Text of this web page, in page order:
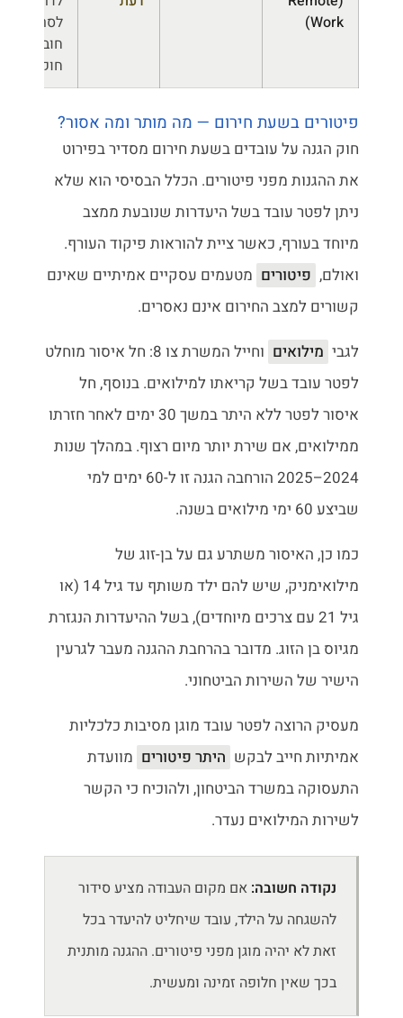
Work)
לסרב; אין
חובה
חוקית
פיטורים בשעת חירום — מה מותר ומה אסור?
חוק הגנה על עובדים בשעת חירום מסדיר בפירוט
את ההגנות מפני פיטורים. הכלל הבסיסי הוא שלא
ניתן לפטר עובד בשל היעדרות שנובעת ממצב
מיוחד בעורף, כאשר ציית להוראות פיקוד העורף.
ואולם, פיטורים מטעמים עסקיים אמיתיים שאינם
קשורים למצב החירום אינם נאסרים.
לגבי מילואים
וחייל המשרת צו 8: חל איסור מוחלט
לפטר עובד בשל קריאתו למילואים. בנוסף, חל
איסור לפטר ללא היתר במשך 30 ימים לאחר חזרתו
ממילואים, אם שירת יותר מיום רצוף. במהלך שנות
2024–2025 הורחבה הגנה זו ל-60 ימים למי
שביצע 60 ימי מילואים בשנה.
כמו כן, האיסור משתרע גם על בן-זוג של
מילואימניק, שיש להם ילד משותף עד גיל 14 (או
גיל 21 עם צרכים מיוחדים), בשל ההיעדרות הנגזרת
מגיוס בן הזוג. מדובר בהרחבת ההגנה מעבר לגרעין
הישיר של השירות הביטחוני.
מעסיק הרוצה לפטר עובד מוגן מסיבות כלכליות
אמיתיות חייב לבקש היתר פיטורים מוועדת
התעסוקה במשרד הביטחון, ולהוכיח כי הקשר
לשירות המילואים נעדר.
נקודה חשובה: אם מקום העבודה מציע סידור
להשגחה על הילד, עובד שיחליט להיעדר בכל
זאת לא יהיה מוגן מפני פיטורים. ההגנה מותנית
בכך שאין חלופה זמינה ומעשית.